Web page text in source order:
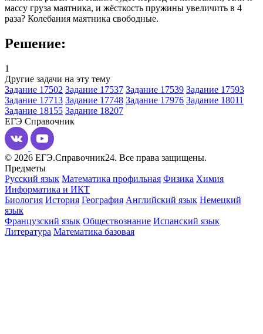
массу груза маятника, и жёсткость пружины увеличить в 4
раза? Колебания маятника свободные.
Решение:
1
Другие задачи на эту тему
Задание 17502 Задание 17537 Задание 17539 Задание 17593
Задание 17713 Задание 17748 Задание 17976 Задание 18011
Задание 18155 Задание 18207
ЕГЭ Справочник
© 2026 ЕГЭ.Справочник24. Все права защищены.
Предметы
Русский язык Математика профильная Физика Химия
Информатика и ИКТ
Биология История География Английский язык Немецкий
язык
Французский язык Обществознание Испанский язык
Литература Математика базовая